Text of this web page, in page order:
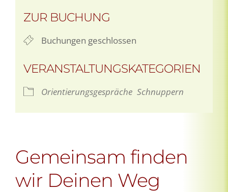
ZUR BUCHUNG
Buchungen geschlossen
VERANSTALTUNGSKATEGORIEN
Orientierungsgespräche Schnuppern
Gemeinsam finden
wir Deinen Weg